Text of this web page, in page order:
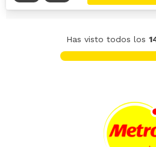
Has visto todos los